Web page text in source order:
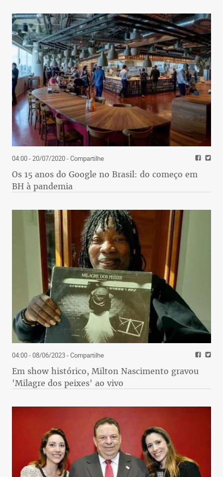
04:00 - 20/07/2020- Compartilhe
Os 15 anos do Google no Brasil: do começo em
BH à pandemia
04:00 - 08/06/2023- Compartilhe
Em show histórico, Milton Nascimento gravou
'Milagre dos peixes' ao vivo